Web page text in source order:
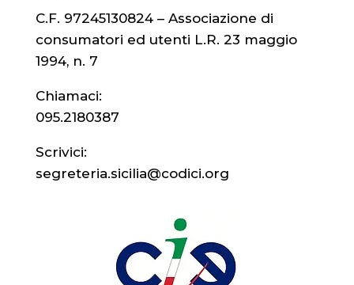
C.F. 97245130824 – Associazione di
consumatori ed utenti L.R. 23 maggio
1994, n. 7
Chiamaci:
095.2180387
Scrivici:
segreteria.sicilia@codici.org